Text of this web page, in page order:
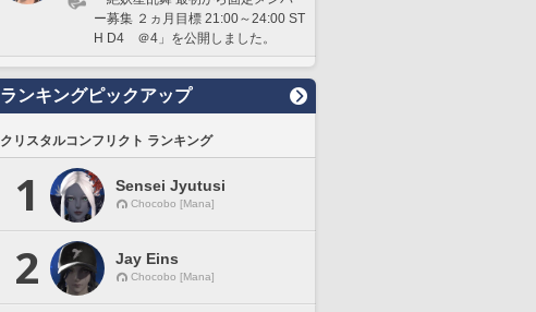
ー募集 ２ヵ月目標 21:00～24:00 ST
H D4 ＠4」を公開しました。
ランキングピックアップ
クリスタルコンフリクト ランキング
1 Sensei Jyutusi
Chocobo [Mana]
2 Jay Eins
Chocobo [Mana]